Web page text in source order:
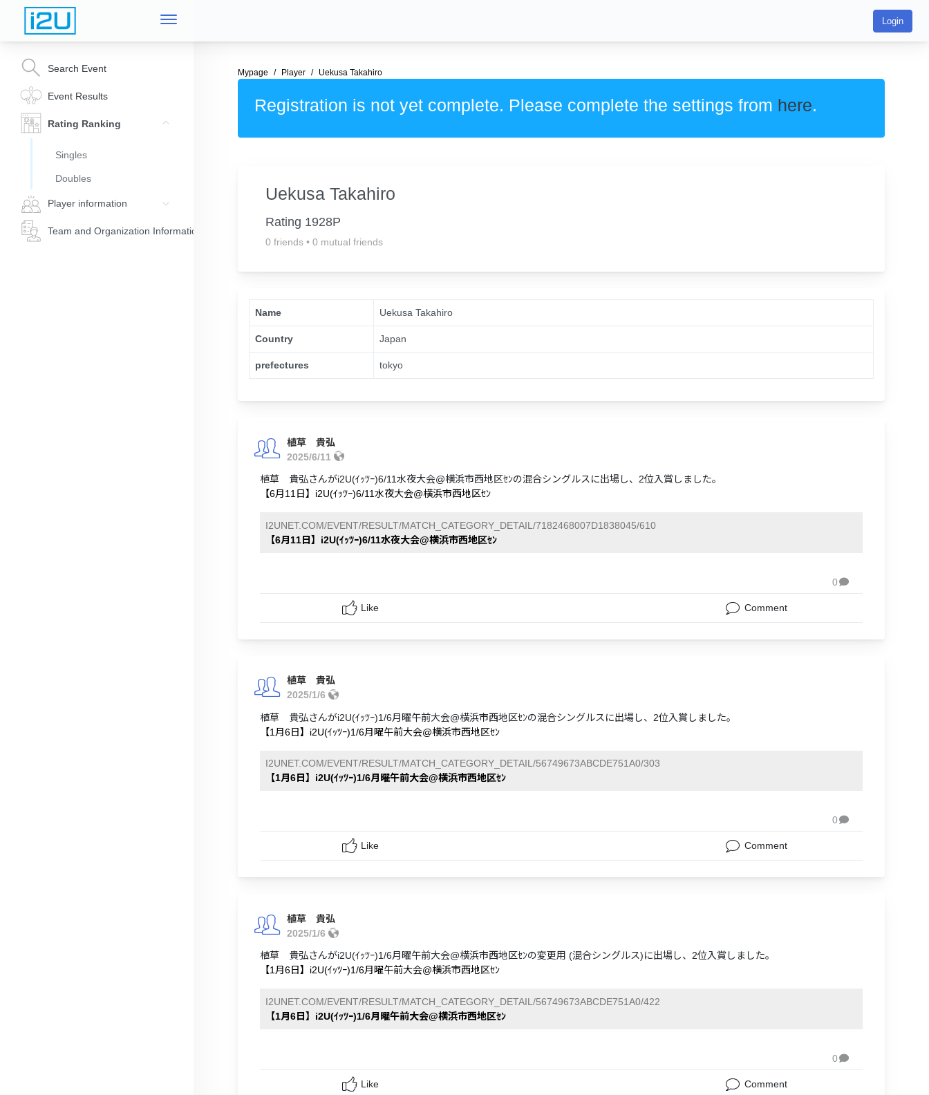
Login
Search Event
Event Results
Rating Ranking
Singles
Doubles
Player information
Team and Organization Information
Mypage Player Uekusa Takahiro
Registration is not yet complete. Please complete the settings from here.
Uekusa Takahiro
Rating 1928P
0 friends • 0 mutual friends
Name Uekusa Takahiro
Country Japan
prefectures tokyo
植草 貴弘
2025/6/11
植草 貴弘さんがi2U(ｲｯﾂｰ)6/11水夜大会@横浜市西地区ｾﾝの混合シングルスに出場し、2位入賞しました。
【6月11日】i2U(ｲｯﾂｰ)6/11水夜大会@横浜市西地区ｾﾝ
I2UNET.COM/EVENT/RESULT/MATCH_CATEGORY_DETAIL/7182468007D1838045/610
【6月11日】i2U(ｲｯﾂｰ)6/11水夜大会@横浜市西地区ｾﾝ
0
Like Comment
植草 貴弘
2025/1/6
植草 貴弘さんがi2U(ｲｯﾂｰ)1/6月曜午前大会@横浜市西地区ｾﾝの混合シングルスに出場し、2位入賞しました。
【1月6日】i2U(ｲｯﾂｰ)1/6月曜午前大会@横浜市西地区ｾﾝ
I2UNET.COM/EVENT/RESULT/MATCH_CATEGORY_DETAIL/56749673ABCDE751A0/303
【1月6日】i2U(ｲｯﾂｰ)1/6月曜午前大会@横浜市西地区ｾﾝ
0
Like Comment
植草 貴弘
2025/1/6
植草 貴弘さんがi2U(ｲｯﾂｰ)1/6月曜午前大会@横浜市西地区ｾﾝの変更用 (混合シングルス)に出場し、2位入賞しました。
【1月6日】i2U(ｲｯﾂｰ)1/6月曜午前大会@横浜市西地区ｾﾝ
I2UNET.COM/EVENT/RESULT/MATCH_CATEGORY_DETAIL/56749673ABCDE751A0/422
【1月6日】i2U(ｲｯﾂｰ)1/6月曜午前大会@横浜市西地区ｾﾝ
0
Like Comment